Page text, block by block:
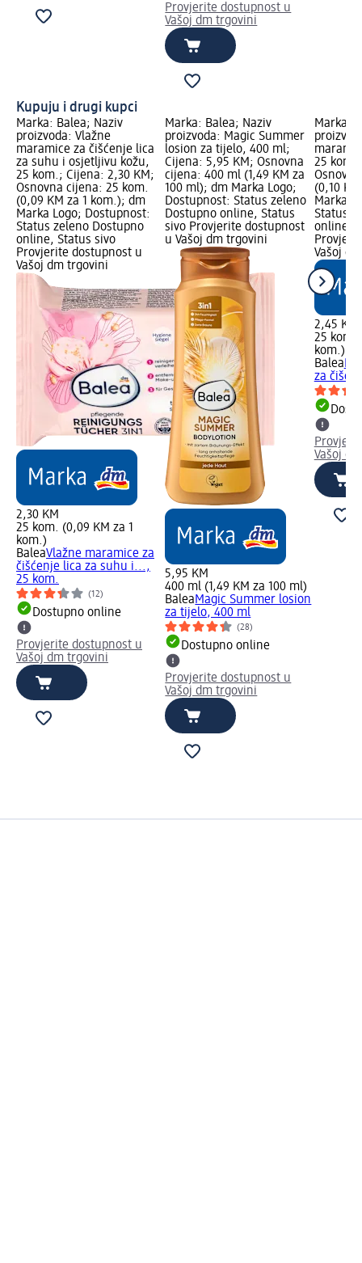
Provjerite dostupnost u
Vašoj dm trgovini
Kupuju i drugi kupci
Marka: Balea; Naziv
proizvoda: Vlažne
maramice za čišćenje lica
za suhu i osjetljivu kožu,
25 kom.; Cijena: 2,30 KM;
Osnovna cijena: 25 kom.
(0,09 KM za 1 kom.); dm
Marka Logo; Dostupnost:
Status zeleno Dostupno
online, Status sivo
Provjerite dostupnost u
Vašoj dm trgovini
2,30 KM
25 kom. (0,09 KM za 1
kom.)
BaleaVlažne maramice za
čišćenje lica za suhu i...,
25 kom.
(12)
Dostupno online
Provjerite dostupnost u
Vašoj dm trgovini
Marka: Balea; Naziv
proizvoda: Magic Summer
losion za tijelo, 400 ml;
Cijena: 5,95 KM; Osnovna
cijena: 400 ml (1,49 KM za
100 ml); dm Marka Logo;
Dostupnost: Status zeleno
Dostupno online, Status
sivo Provjerite dostupnost
u Vašoj dm trgovini
5,95 KM
400 ml (1,49 KM za 100 ml)
BaleaMagic Summer losion
za tijelo, 400 ml
(28)
Dostupno online
Provjerite dostupnost u
Vašoj dm trgovini
Marka:
25
(0,10
Marka
Status
online,
Vašoj
2,45 KM
25 kom.
kom.)
Balea
za
Vašoj